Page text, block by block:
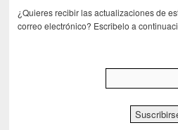
¿Quieres recibir las actualizaciones de
correo electrónico? Escribelo a